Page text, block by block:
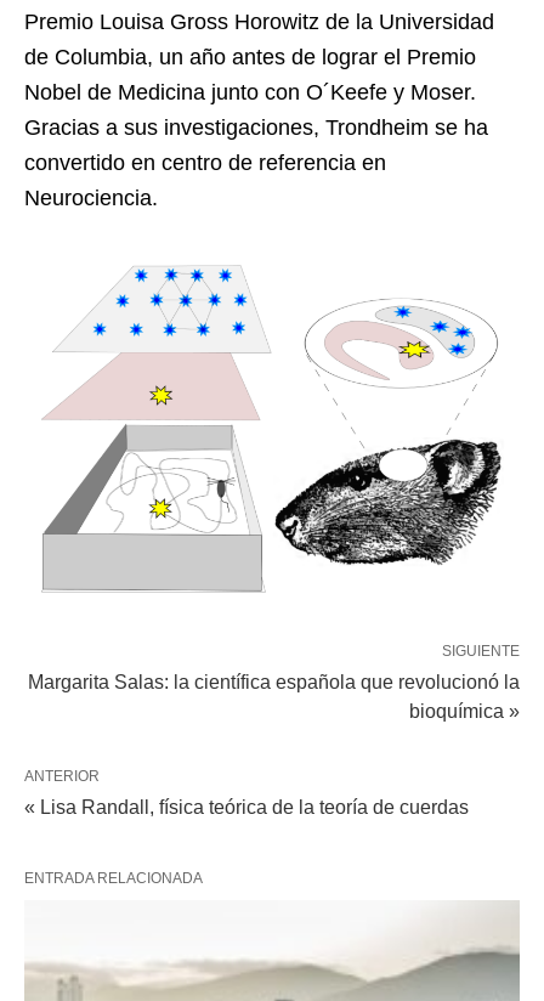
Premio Louisa Gross Horowitz de la Universidad
de Columbia, un año antes de lograr el Premio
Nobel de Medicina junto con O´Keefe y Moser.
Gracias a sus investigaciones, Trondheim se ha
convertido en centro de referencia en
Neurociencia.
SIGUIENTE
Margarita Salas: la científica española que revolucionó la
bioquímica »
ANTERIOR
« Lisa Randall, física teórica de la teoría de cuerdas
ENTRADA RELACIONADA